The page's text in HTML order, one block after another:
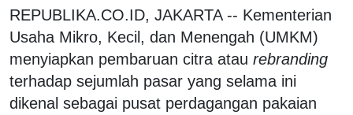
REPUBLIKA.CO.ID, JAKARTA -- Kementerian
Usaha Mikro, Kecil, dan Menengah (UMKM)
menyiapkan pembaruan citra atau rebranding
terhadap sejumlah pasar yang selama ini
dikenal sebagai pusat perdagangan pakaian